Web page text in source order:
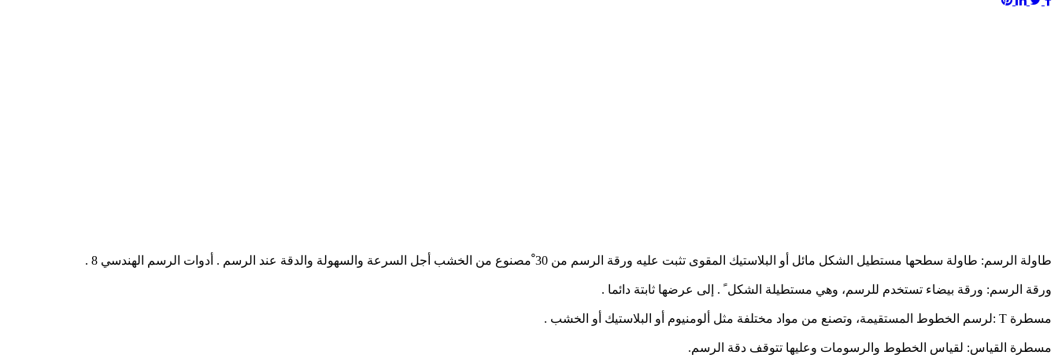
طاولة الرسم: طاولة سطحها مستطيل الشكل مائل أو البلاستيك المقوى تثبت عليه ورقة الرسم من 30 ْمصنوع من الخشب أجل السرعة والسهولة والدقة عند الرسم . أدوات الرسم الهندسي 8 .
ورقة الرسم: ورقة بيضاء تستخدم للرسم، وهي مستطيلة الشكل ً . إلى عرضها ثابتة دائما .
مسطرة T :لرسم الخطوط المستقيمة، وتصنع من مواد مختلفة مثل ألومنيوم أو البلاستيك أو الخشب .
مسطرة القياس: لقياس الخطوط والرسومات وعليها تتوقف دقة الرسم.